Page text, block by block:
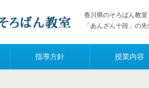
香川県のそろばん教
「あんざん十段」の
指導方針 授業内容